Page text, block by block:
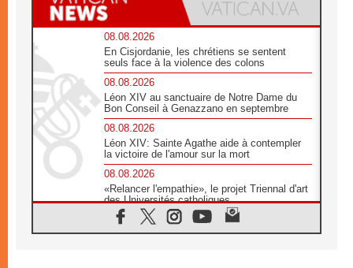
08.08.2026
En Cisjordanie, les chrétiens se sentent
seuls face à la violence des colons
08.08.2026
Léon XIV au sanctuaire de Notre Dame du
Bon Conseil à Genazzano en septembre
08.08.2026
Léon XIV: Sainte Agathe aide à contempler
la victoire de l'amour sur la mort
08.08.2026
«Relancer l'empathie», le projet Triennal d'art
des Universités catholiques
08.08.2026
Signis 2026, donner la parole aux religieuses